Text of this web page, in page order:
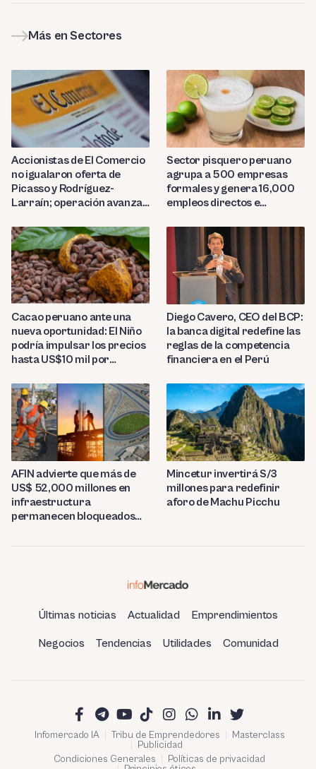
Más en Sectores
Accionistas de El Comercio
no igualaron oferta de
Picasso y Rodríguez-
Larraín; operación avanza
Sector pisquero peruano
agrupa a 500 empresas
formales y genera 16,000
empleos directos e
Cacao peruano ante una
nueva oportunidad: El Niño
podría impulsar los precios
hasta US$10 mil por
Diego Cavero, CEO del BCP:
la banca digital redefine las
reglas de la competencia
financiera en el Perú
AFIN advierte que más de
US$ 52,000 millones en
infraestructura
permanecen bloqueados
Mincetur invertirá S/3
millones para redefinir
aforo de Machu Picchu
Últimas noticias Actualidad Emprendimientos
Negocios Tendencias Utilidades Comunidad
Infomercado IA Tribu de Emprendedores
Masterclass
Publicidad
Condiciones Generales
Políticas de privacidad